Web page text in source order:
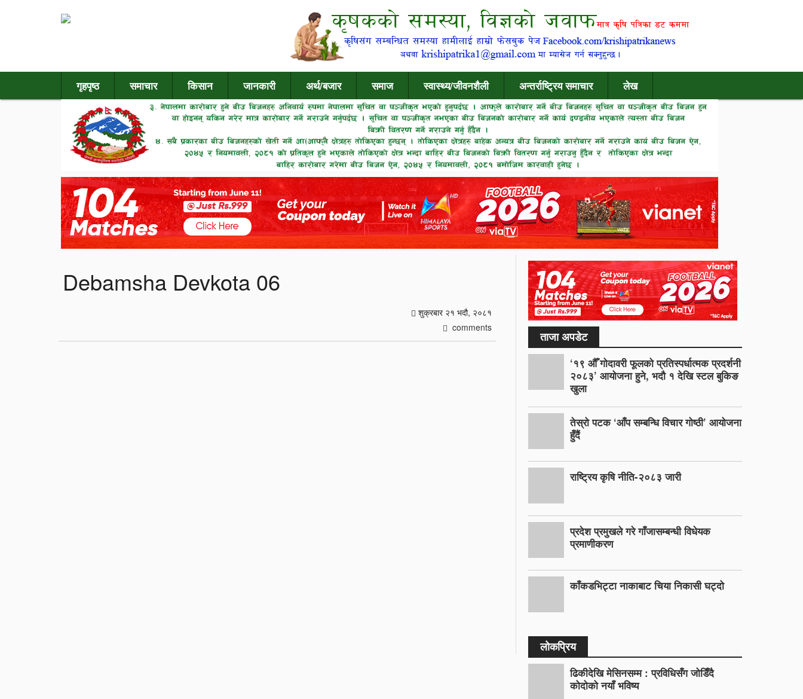
गृहपृष्ठ समाचार किसान जानकारी अर्थ/बजार समाज स्वास्थ्य/जीवनशैली अन्तर्राष्ट्रिय समाचार लेख
Debamsha Devkota 06
शुक्रबार २१ भदौ, २०८१
comments
ताजा अपडेट
‘१९ औँ गोदावरी फूलको प्रतिस्पर्धात्मक प्रदर्शनी
२०८३’ आयोजना हुने, भदौ १ देखि स्टल बुकिङ
खुला
तेस्रो पटक ‘आँप सम्बन्धि विचार गोष्ठी’ आयोजना
हुँदैं
राष्ट्रिय कृषि नीति-२०८३ जारी
प्रदेश प्रमुखले गरे गाँजासम्बन्धी विधेयक
प्रमाणीकरण
काँकडभिट्टा नाकाबाट चिया निकासी घट्दो
लोकप्रिय
ढिकीदेखि मेसिनसम्म : प्रविधिसँग जोडिँदै
कोदोको नयाँ भविष्य